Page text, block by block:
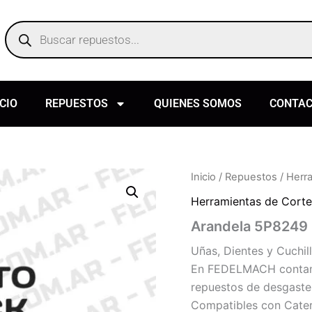
Products
search
REPUESTOS QUIENES SOMOS
Inicio / Repuestos /
Herramientas de Corte
Arandela 5P8249
Uñas, Dientes y
En FEDELMACH
repuestos de
Compatibles con